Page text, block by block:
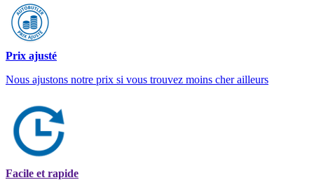
Prix ajusté
Nous ajustons notre prix si vous trouvez moins cher ailleurs
Facile et rapide